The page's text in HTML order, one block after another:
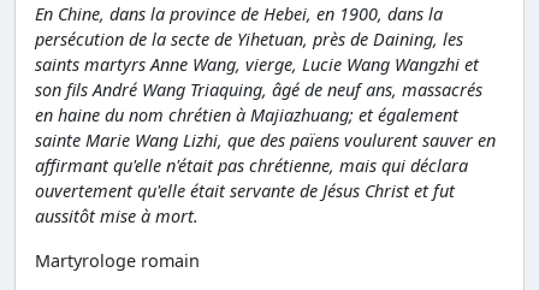
En Chine, dans la province de Hebei, en 1900, dans la
persécution de la secte de Yihetuan, près de Daining, les
saints martyrs Anne Wang, vierge, Lucie Wang Wangzhi et
son fils André Wang Triaquing, âgé de neuf ans, massacrés
en haine du nom chrétien à Majiazhuang; et également
sainte Marie Wang Lizhi, que des païens voulurent sauver en
affirmant qu'elle n'était pas chrétienne, mais qui déclara
ouvertement qu'elle était servante de Jésus Christ et fut
aussitôt mise à mort.
Martyrologe romain